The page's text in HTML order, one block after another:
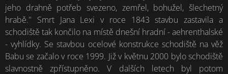
jeho drahně potřeb svezeno, zemřel, bohužel, šlechetný
hrabě.'' Smrt Jana Lexi v roce 1843 stavbu zastavila a
schodiště tak končilo na místě dnešní hradní - aehrenthalské
- vyhlídky. Se stavbou ocelové konstrukce schodiště na věž
Babu se začalo v roce 1999. Již v květnu 2000 bylo schodiště
slavnostně zpřístupněno. V dalších letech byl potom